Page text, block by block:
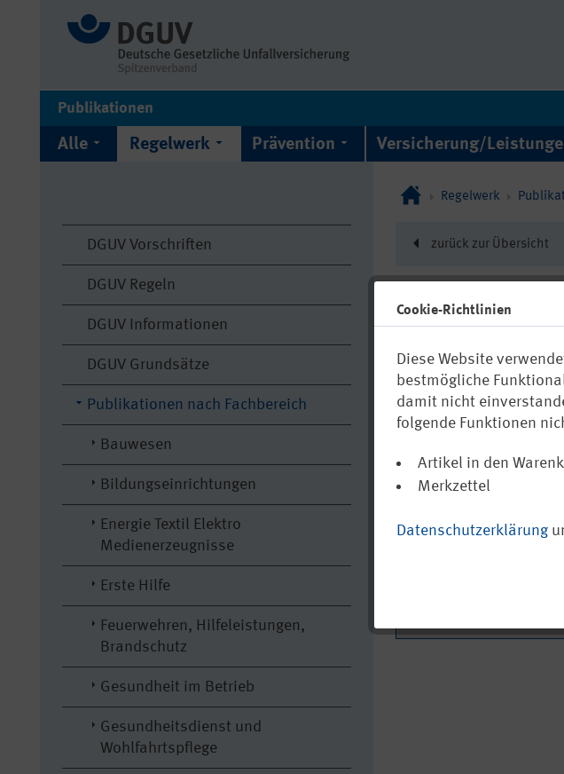
Publikationen
Alle Regelwerk Prävention Versicherung/
DGUV Vorschriften
DGUV Regeln
DGUV Informationen
DGUV Grundsätze
Publikationen nach Fachbereich
Bauwesen
Bildungseinrichtungen
Energie Textil Elektro
Medienerzeugnisse
Erste Hilfe
Feuerwehren, Hilfeleistungen,
Brandschutz
Gesundheit im Betrieb
Gesundheitsdienst und
Wohlfahrtspflege
Regelwerk
zurück zur Übersicht
Cookie-Richtlinien
Diese Website
bestmögliche
damit nicht
folgende Funktionen
Artikel in den
Merkzettel
Datenschutzerklärung